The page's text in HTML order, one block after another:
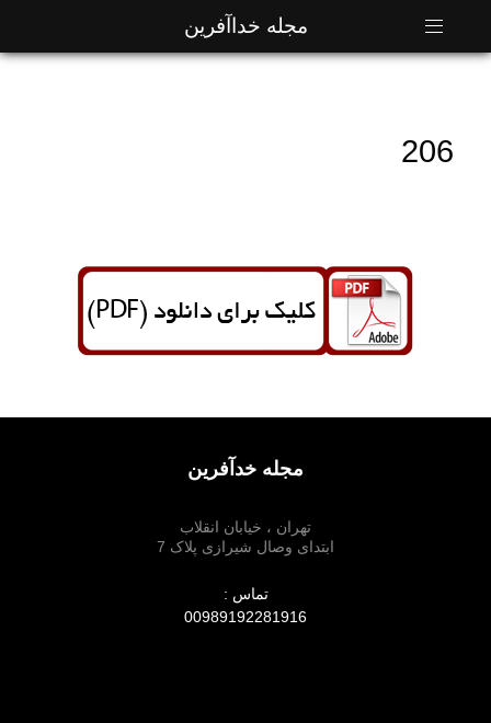
مجله خداآفرین
206
مجله خدآفرین
تهران ، خیابان انقلاب
ابتدای وصال شیرازی پلاک 7
تماس :
00989192281916